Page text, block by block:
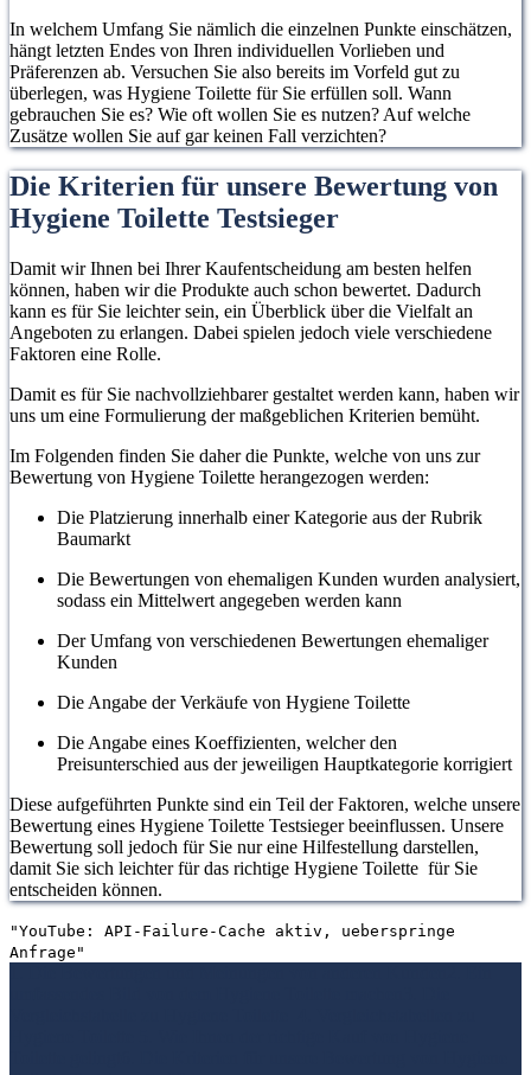
In welchem Umfang Sie nämlich die einzelnen Punkte einschätzen,
hängt letzten Endes von Ihren individuellen Vorlieben und
Präferenzen ab. Versuchen Sie also bereits im Vorfeld gut zu
überlegen, was Hygiene Toilette für Sie erfüllen soll. Wann
gebrauchen Sie es? Wie oft wollen Sie es nutzen? Auf welche
Zusätze wollen Sie auf gar keinen Fall verzichten?
Die Kriterien für unsere Bewertung von
Hygiene Toilette Testsieger
Damit wir Ihnen bei Ihrer Kaufentscheidung am besten helfen
können, haben wir die Produkte auch schon bewertet. Dadurch
kann es für Sie leichter sein, ein Überblick über die Vielfalt an
Angeboten zu erlangen. Dabei spielen jedoch viele verschiedene
Faktoren eine Rolle.
Damit es für Sie nachvollziehbarer gestaltet werden kann, haben wir
uns um eine Formulierung der maßgeblichen Kriterien bemüht.
Im Folgenden finden Sie daher die Punkte, welche von uns zur
Bewertung von Hygiene Toilette herangezogen werden:
Die Platzierung innerhalb einer Kategorie aus der Rubrik
Baumarkt
Die Bewertungen von ehemaligen Kunden wurden analysiert,
sodass ein Mittelwert angegeben werden kann
Der Umfang von verschiedenen Bewertungen ehemaliger
Kunden
Die Angabe der Verkäufe von Hygiene Toilette
Die Angabe eines Koeffizienten, welcher den
Preisunterschied aus der jeweiligen Hauptkategorie korrigiert
Diese aufgeführten Punkte sind ein Teil der Faktoren, welche unsere
Bewertung eines Hygiene Toilette Testsieger beeinflussen. Unsere
Bewertung soll jedoch für Sie nur eine Hilfestellung darstellen,
damit Sie sich leichter für das richtige Hygiene Toilette für Sie
entscheiden können.
"YouTube: API-Failure-Cache aktiv, ueberspringe
Anfrage"